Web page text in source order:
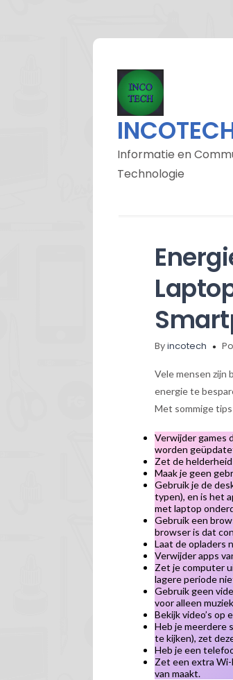
Informatie en
Technologie
Byincotech
Vele mensen zijn
energie te
Met sommige
Verwijder games
worden
Zet de
Maak je geen
Gebruik je de
typen), en is het
met laptop
Gebruik een
browser is dat
Laat de opladers
Verwijder apps
Zet je computer
lagere periode
Gebruik geen
voor alleen
Bekijk video’s op
Heb je meerdere
te kijken), zet
Heb je een
Zet een extra Wi-
van maakt.